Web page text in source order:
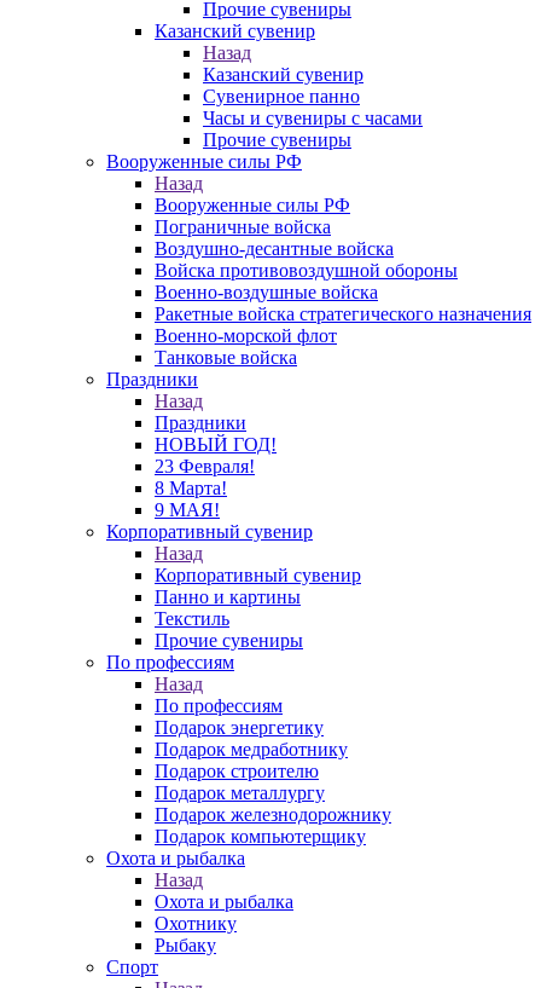
Прочие сувениры
Казанский сувенир
Назад
Казанский сувенир
Сувенирное панно
Часы и сувениры с часами
Прочие сувениры
Вооруженные силы РФ
Назад
Вооруженные силы РФ
Пограничные войска
Воздушно-десантные войска
Войска противовоздушной обороны
Военно-воздушные войска
Ракетные войска стратегического назначения
Военно-морской флот
Танковые войска
Праздники
Назад
Праздники
НОВЫЙ ГОД!
23 Февраля!
8 Марта!
9 МАЯ!
Корпоративный сувенир
Назад
Корпоративный сувенир
Панно и картины
Текстиль
Прочие сувениры
По профессиям
Назад
По профессиям
Подарок энергетику
Подарок медработнику
Подарок строителю
Подарок металлургу
Подарок железнодорожнику
Подарок компьютерщику
Охота и рыбалка
Назад
Охота и рыбалка
Охотнику
Рыбаку
Спорт